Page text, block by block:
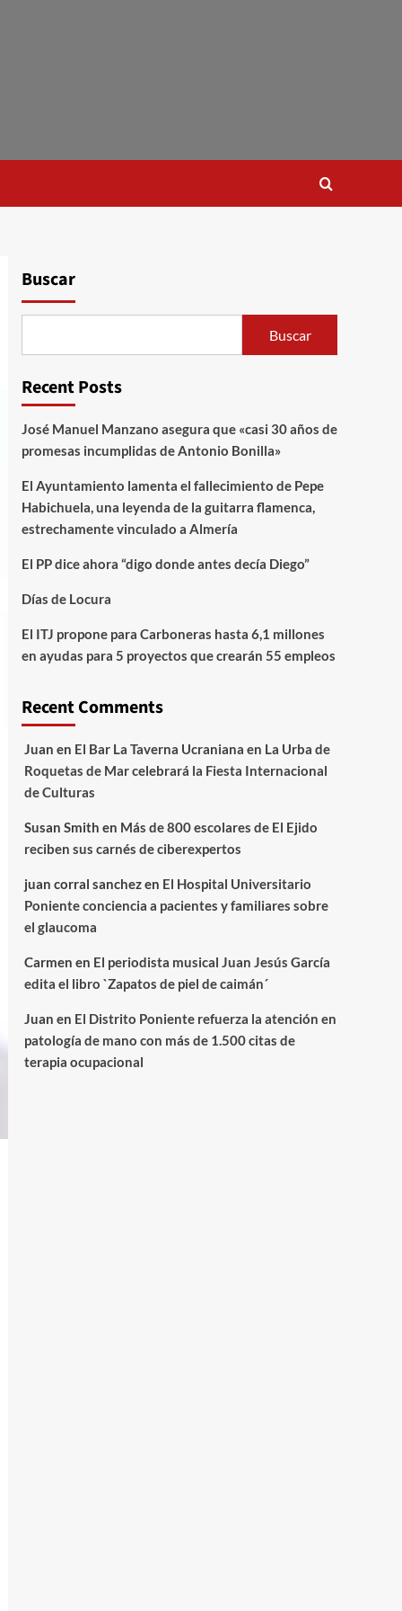
Buscar
Buscar
Recent Posts
José Manuel Manzano asegura que «casi 30 años de
promesas incumplidas de Antonio Bonilla»
El Ayuntamiento lamenta el fallecimiento de Pepe
Habichuela, una leyenda de la guitarra flamenca,
estrechamente vinculado a Almería
El PP dice ahora “digo donde antes decía Diego”
Días de Locura
El ITJ propone para Carboneras hasta 6,1 millones
en ayudas para 5 proyectos que crearán 55 empleos
Recent Comments
Juan en El Bar La Taverna Ucraniana en La Urba de
Roquetas de Mar celebrará la Fiesta Internacional
de Culturas
Susan Smith en Más de 800 escolares de El Ejido
reciben sus carnés de ciberexpertos
juan corral sanchezen El Hospital Universitario
Poniente conciencia a pacientes y familiares sobre
el glaucoma
Carmen en El periodista musical Juan Jesús García
edita el libro `Zapatos de piel de caimán´
Juan en El Distrito Poniente refuerza la atención en
patología de mano con más de 1.500 citas de
terapia ocupacional